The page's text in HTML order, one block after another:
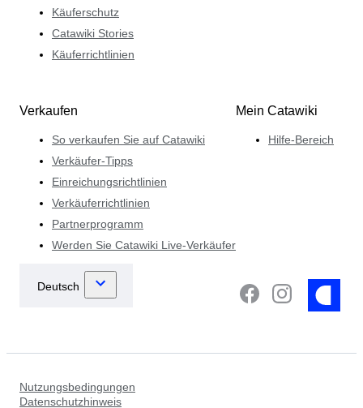
Käuferschutz
Catawiki Stories
Käuferrichtlinien
Verkaufen
So verkaufen Sie auf Catawiki
Verkäufer-Tipps
Einreichungsrichtlinien
Verkäuferrichtlinien
Partnerprogramm
Werden Sie Catawiki Live-Verkäufer
Mein Catawiki
Hilfe-Bereich
Nutzungsbedingungen
Datenschutzhinweis